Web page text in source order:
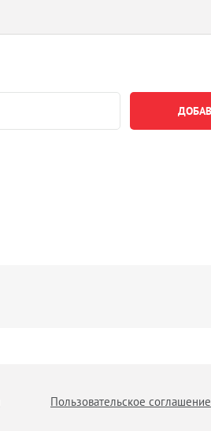
Пользовательское соглашение